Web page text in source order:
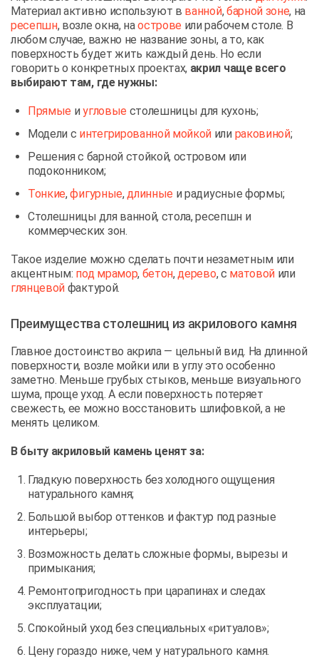
Материал активно используют в ванной,барной зоне, на
ресепшн, возле окна, наострове или рабочем столе. В
любом случае, важно не название зоны, а то, как
поверхность будет жить каждый день. Но если
говорить о конкретных проектах, акрил чаще всего
выбирают там, где нужны:
Прямые иугловые столешницы для кухонь;
Модели с интегрированной мойкой или раковиной;
Решения с барной стойкой, островом или
подоконником;
Тонкие,фигурные,длинные и радиусные формы;
Столешницы для ванной, стола, ресепшн и
коммерческих зон.
Такое изделие можно сделать почти незаметным или
акцентным: под мрамор, бетон,дерево, с матовой или
глянцевой фактурой.
Преимущества столешниц из акрилового камня
Главное достоинство акрила — цельный вид. На длинной
поверхности, возле мойки или в углу это особенно
заметно. Меньше грубых стыков, меньше визуального
шума, проще уход. А если поверхность потеряет
свежесть, ее можно восстановить шлифовкой, а не
менять целиком.
В быту акриловый камень ценят за:
Гладкую поверхность без холодного ощущения
натурального камня;
Большой выбор оттенков и фактур под разные
интерьеры;
Возможность делать сложные формы, вырезы и
примыкания;
Ремонтопригодность при царапинах и следах
эксплуатации;
Спокойный уход без специальных «ритуалов»;
Цену гораздо ниже, чем у натурального камня.